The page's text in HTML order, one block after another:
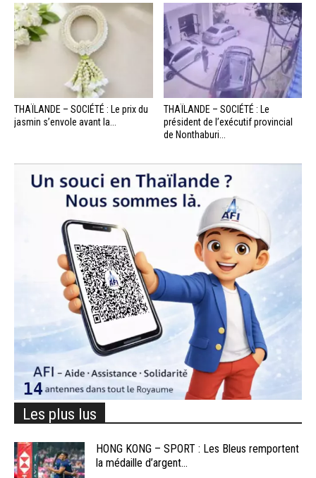
THAÏLANDE – SOCIÉTÉ : Le prix du
jasmin s’envole avant la...
THAÏLANDE – SOCIÉTÉ : Le
président de l’exécutif provincial
de Nonthaburi...
Les plus lus
HONG KONG – SPORT : Les Bleus remportent
la médaille d’argent...